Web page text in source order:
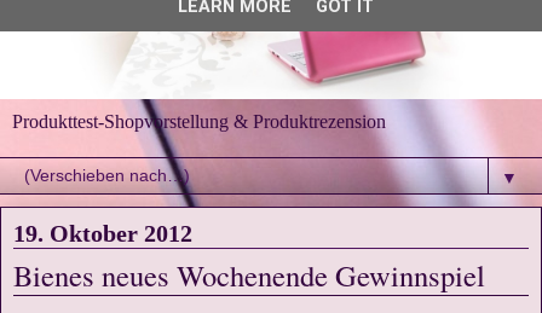
Produkttest-Shopvorstellung & Produktrezension
▼
19. Oktober 2012
Bienes neues Wochenende Gewinnspiel
LEARN MORE GOT IT